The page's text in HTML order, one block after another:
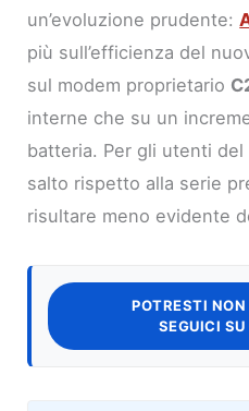
un’evoluzione prudente:
più sull’efficienza del
sul modem proprietario
interne che su un
batteria. Per gli utenti
salto rispetto alla serie
risultare meno evidente
POTRESTI NON
SEGUICI